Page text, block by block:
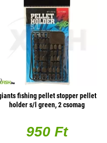
fishing pellet stopper pellet
holder s/l green, 2 csomag
950 Ft